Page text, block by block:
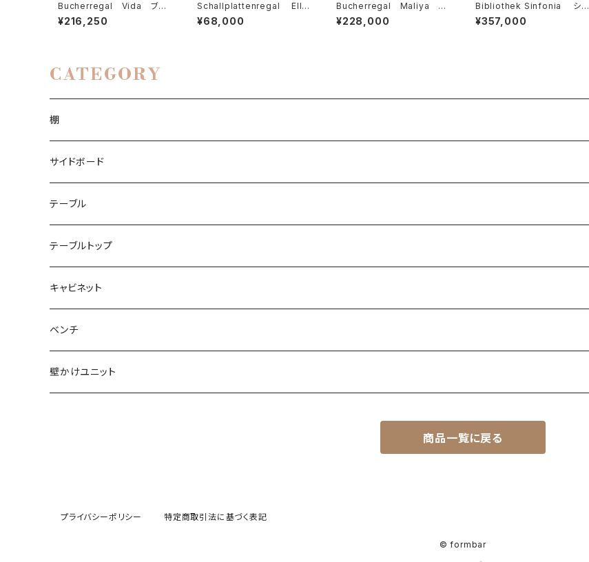
Bucherregal Vida ブー
ヒャレガル ビダ
¥216,250
Schallplattenregal Ellio
tt シャルプラッテンリーガ
ル・エリオット
¥68,000
Bucherregal Maliya ブ
ーヒャレガル マリヤ
¥228,000
Bibliothek Sinfonia シン
フォニア
¥357,000
CATEGORY
棚
本棚
本棚ジニー
ブーヒャレガル
コーナーシェルフ
エクレガル
ルームディバイダー
ラウムタイラー
ビニールレコード
シャルプラッテンリーガル
CD-DVDシェルフ
ライブラリ
サイドボード
チェスト
ハイボード
ローボード
テレビローボード
テーブル
ダイニングケーブル
テーブルトップ
キャビネット
ワードローブ
ベンチ
壁かけユニット
商品一覧に戻る
プライバシーポリシー 特定商取引法に基づく表記
© formbar